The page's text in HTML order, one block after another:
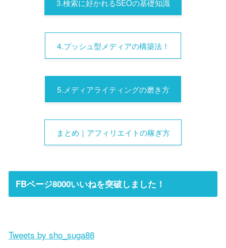
3.検索に好かれるSEOの基礎知識
4.プッシュ型メディアの構築法！
5.メディアライティングの磨き方
まとめ｜アフィリエイトの稼ぎ方
FBページ8000いいねを突破しました！
Tweets by sho_suga88